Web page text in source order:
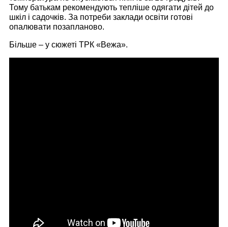
Тому батькам рекомендують тепліше одягати дітей до
шкіл і садочків. За потреби заклади освіти готові
опалювати позапланово.
Більше – у сюжеті ТРК «Вежа».